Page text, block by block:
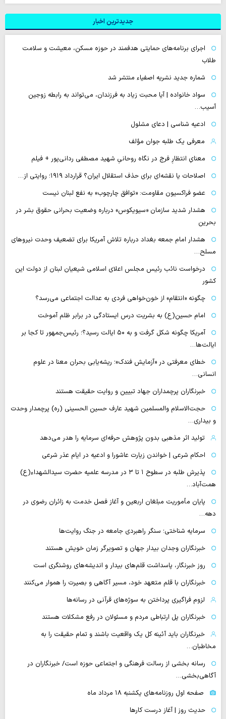
جدیدترین اخبار
اجرای برنامه‌های حمایتی هدفمند در حوزه مسکن، معیشت و سلامت
طلاب
شماره جدید نشریه اصفیاء منتشر شد
سواد خانواده | آیا محبت زیاد به فرزندان، می‌تواند به رابطه زوجین
آسیب…
ادعیه شناسی | دعای مشلول
معرفی یک طلبه جوان مؤلف
معنایِ انتظارِ فرج در نگاه روحانیِ شهید مصطفی ردانی‌پور + فیلم
اصلاحات یا نقشه‌ای برای حذف استقلال ایران؟ قرارداد ۱۹۱۹؛ روایتی از…
عضو فراکسیون مقاومت: «توافق چارچوب» به نفع لبنان نیست
هشدار شدید سازمان «سیویکوس» درباره وضعیت بحرانی حقوق بشر در
بحرین
هشدار امام جمعه بغداد درباره تلاش آمریکا برای تضعیف وحدت نیروهای
مسلح…
درخواست نائب رئیس مجلس اعلای اسلامی شیعیان لبنان از دولت این
کشور
چگونه «انتقام» از خون‌خواهی فردی به عدالت اجتماعی می‌رسد؟
امام حسین(ع) به بشریت درس ایستادگی در برابر ظلم آموخت
آمریکا چگونه شکل گرفت و به ۵۰ ایالت رسید؟؛ رئیس‌جمهور تا کجا بر
ایالت‌ها…
خطای معرفتی در «آزمایش فندک»؛ ریشه‌یابی بحران معنا در علوم
انسانی…
خبرنگاران پرچمداران جهاد تبیین و روایت حقیقت هستند
حجت‌الاسلام والمسلمین شهید عارف حسین الحسینی (ره) پرچمدار وحدت
و بیداری…
تولید اثر مذهبی بدون پژوهش حرفه‌ای سرمایه را هدر می‌دهد
احکام شرعی | خواندن زیارت عاشورا و ادعیه در ایام عذر شرعی
پذیرش طلبه در سطوح ۱ تا ۳ در مدرسه علمیه حضرت سیدالشهداء(ع)
همت‌آباد…
پایان مأموریت مبلغان اربعین و آغاز فصل خدمت به زائران رضوی در
دهه…
سرمایه شناختی؛ سنگر راهبردی جامعه در جنگ روایت‌ها
خبرنگاران وجدان بیدار جهان و تصویرگر زمان خویش هستند
روز خبرنگار، پاسداشت قلم‌های بیدار و اندیشه‌های روشنگری است
خبرنگاران با قلم متعهد خود، مسیر آگاهی و بصیرت را هموار می‌کنند
لزوم فراگیری پرداختن به سوژه‌های قرآنی در رسانه‌ها
خبرنگاران پل ارتباطی مردم و مسئولان در رفع مشکلات هستند
خبرنگاران باید آئینه کل یک واقعیت باشند و تمام حقیقت را به
مخاطبان…
رسانه بخشی از رسالت فرهنگی و اجتماعی حوزه است/ خبرنگاران در
آگاهی‌بخشی…
صفحه اول روزنامه‌های یکشنبه ۱۸ مرداد ماه
حدیث روز | آغاز درست کارها